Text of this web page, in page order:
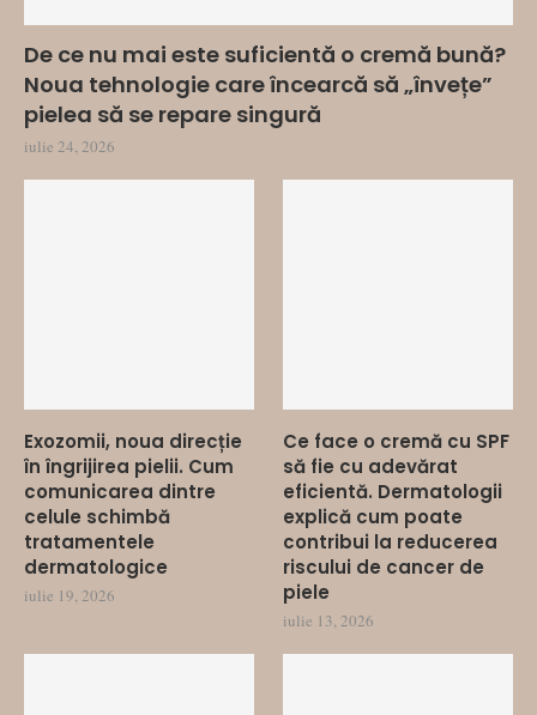
De ce nu mai este suficientă o cremă bună?
Noua tehnologie care încearcă să „învețe”
pielea să se repare singură
iulie 24, 2026
Exozomii, noua direcție
în îngrijirea pielii. Cum
comunicarea dintre
celule schimbă
tratamentele
dermatologice
iulie 19, 2026
Ce face o cremă cu SPF
să fie cu adevărat
eficientă. Dermatologii
explică cum poate
contribui la reducerea
riscului de cancer de
piele
iulie 13, 2026